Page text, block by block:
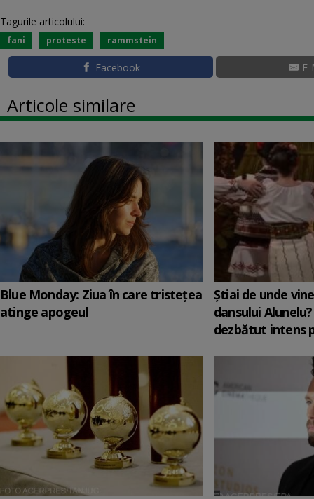
Tagurile articolului:
fani proteste rammstein
Facebook
Articole similare
Blue Monday: Ziua în care tristețea
atinge apogeul
Știai de unde
dansului
dezbătut intens